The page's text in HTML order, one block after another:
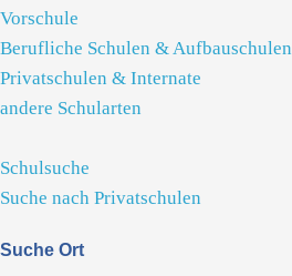
Vorschule
Berufliche Schulen & Aufbauschulen
Privatschulen & Internate
andere Schularten
Schulsuche
Suche nach Privatschulen
Suche Ort